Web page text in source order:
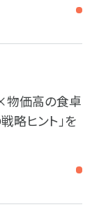
物価高の食卓
略ヒント」を